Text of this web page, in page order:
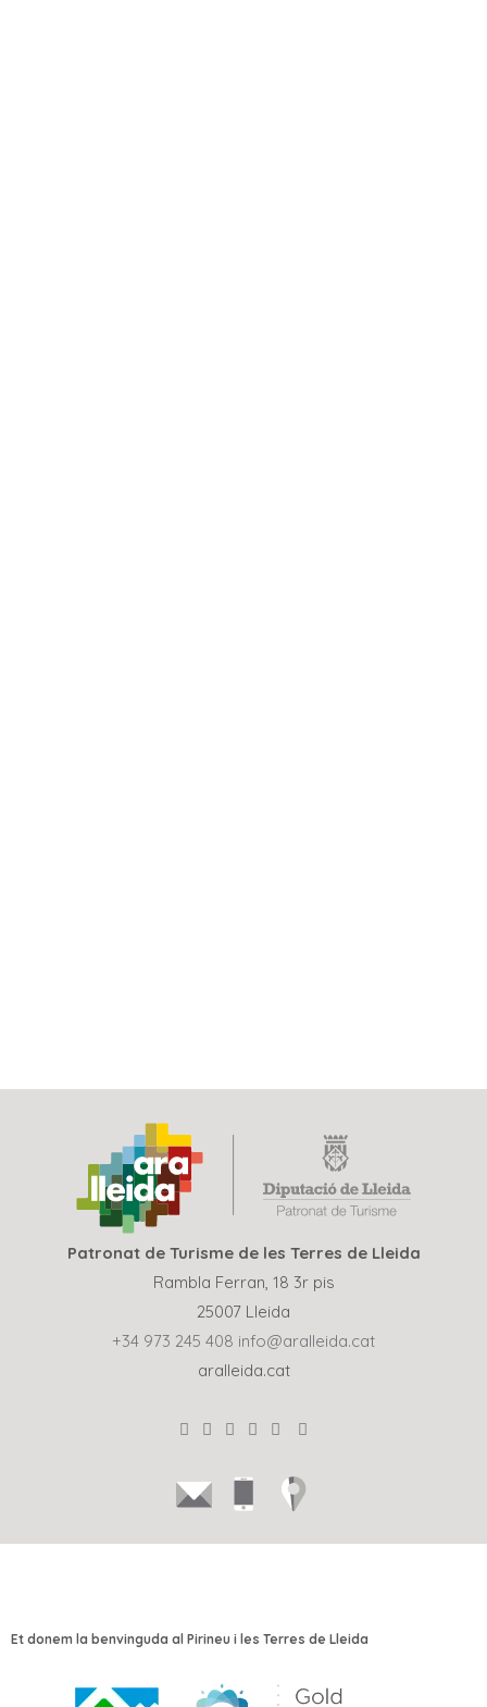
Patronat de Turisme de les Terres de Lleida
Rambla Ferran, 18 3r pis
25007 Lleida
+34 973 245 408 info@aralleida.cat
aralleida.cat
Et donem la benvinguda al Pirineu i les Terres de Lleida